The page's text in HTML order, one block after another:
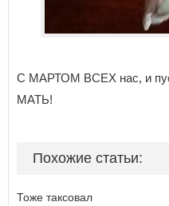
С МАРТОМ ВСЕХ нас, и
МАТЬ!
Похожие статьи:
Тоже таксовал